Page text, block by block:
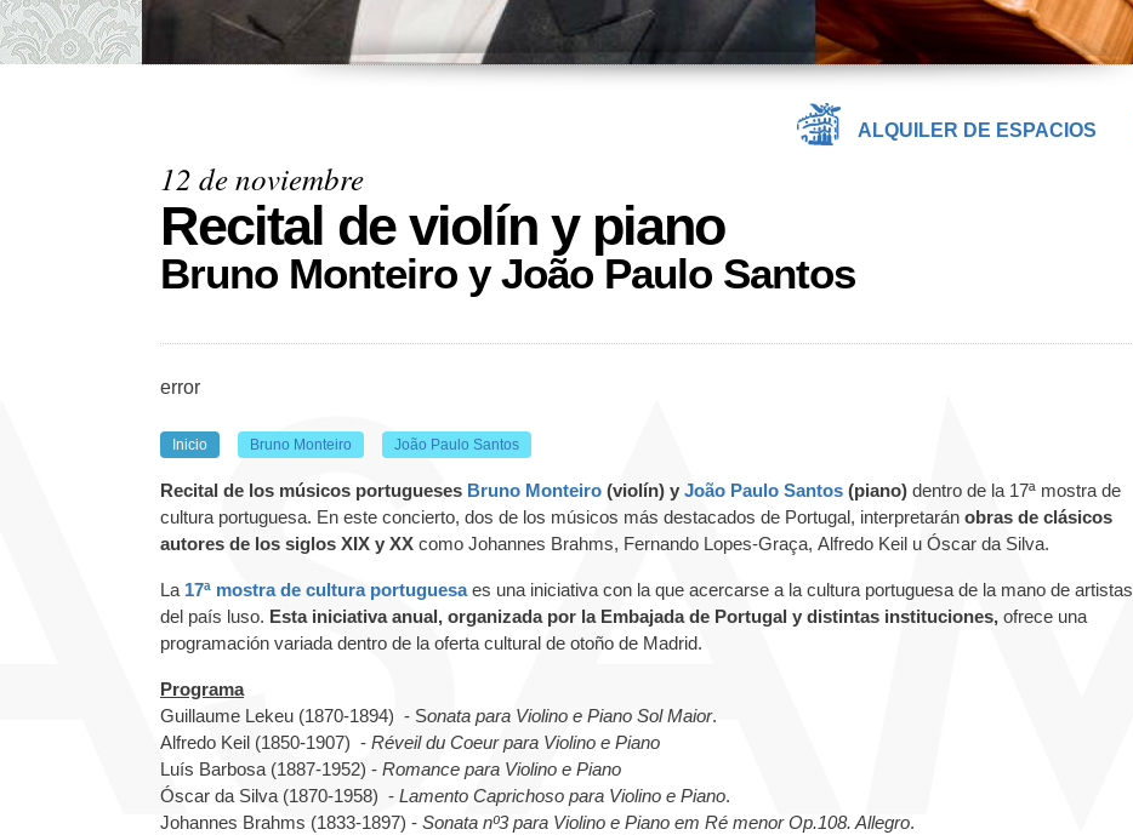
ALQUILER DE ESPACIOS
12 de noviembre
Recital de violín y piano
Bruno Monteiro y João Paulo Santos
error
Inicio Bruno Monteiro João Paulo Santos
Recital de los músicos portugueses Bruno Monteiro (violín) y João Paulo Santos (piano) dentro de la 17ª mostra de
cultura portuguesa. En este concierto, dos de los músicos más destacados de Portugal, interpretarán obras de clásicos
autores de los siglos XIX y XX como Johannes Brahms, Fernando Lopes-Graça, Alfredo Keil u Óscar da Silva.
La 17ª mostra de cultura portuguesa es una iniciativa con la que acercarse a la cultura portuguesa de la mano de artistas
del país luso. Esta iniciativa anual, organizada por la Embajada de Portugal y distintas instituciones, ofrece una
programación variada dentro de la oferta cultural de otoño de Madrid.
Programa
Guillaume Lekeu (1870-1894) - Sonata para Violino e Piano Sol Maior.
Alfredo Keil (1850-1907) - Réveil du Coeur para Violino e Piano
Luís Barbosa (1887-1952) - Romance para Violino e Piano
Óscar da Silva (1870-1958) - Lamento Caprichoso para Violino e Piano.
Johannes Brahms (1833-1897) - Sonata nº3 para Violino e Piano em Ré menor Op.108. Allegro.